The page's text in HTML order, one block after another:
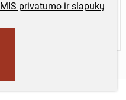
objektą?
privatumo ir slapukų